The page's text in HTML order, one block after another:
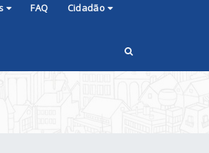
FAQ Cidadão